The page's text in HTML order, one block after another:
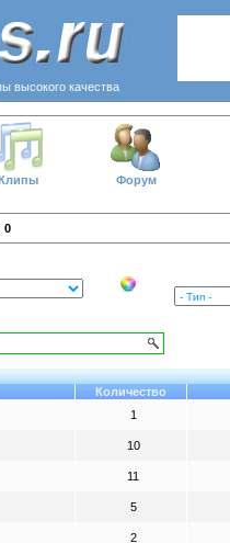
высокого качества
Форум
0
Количество
1
10
11
5
2